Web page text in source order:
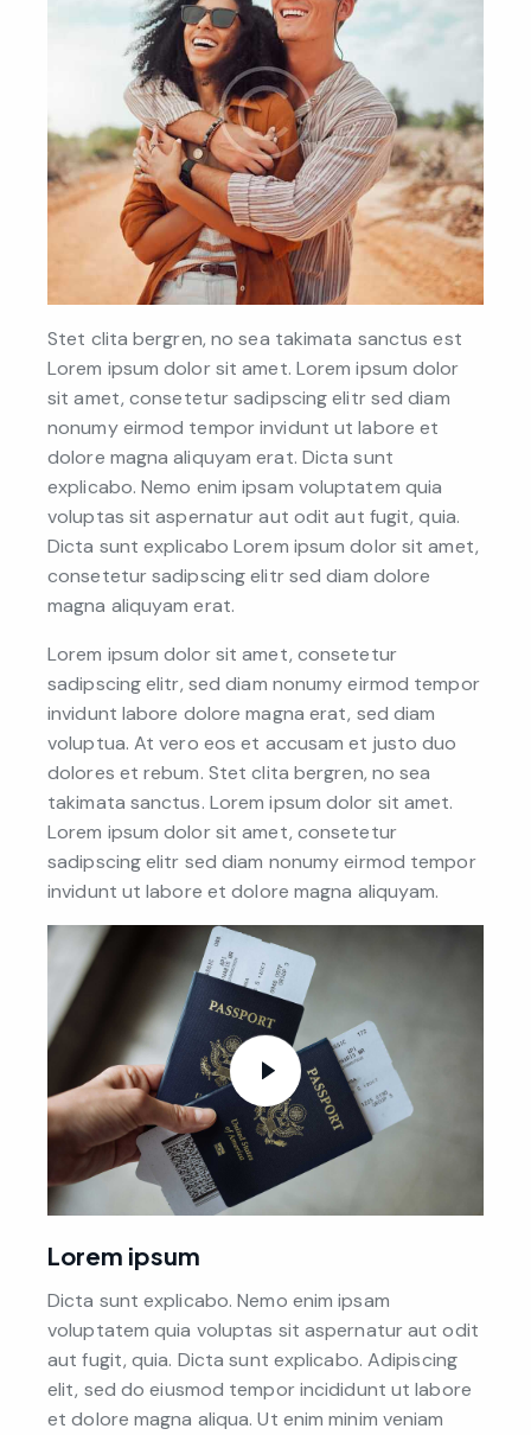
Stet clita bergren, no sea takimata sanctus est
Lorem ipsum dolor sit amet. Lorem ipsum dolor
sit amet, consetetur sadipscing elitr sed diam
nonumy eirmod tempor invidunt ut labore et
dolore magna aliquyam erat. Dicta sunt
explicabo. Nemo enim ipsam voluptatem quia
voluptas sit aspernatur aut odit aut fugit, quia.
Dicta sunt explicabo Lorem ipsum dolor sit amet,
consetetur sadipscing elitr sed diam dolore
magna aliquyam erat.
Lorem ipsum dolor sit amet, consetetur
sadipscing elitr, sed diam nonumy eirmod tempor
invidunt labore dolore magna erat, sed diam
voluptua. At vero eos et accusam et justo duo
dolores et rebum. Stet clita bergren, no sea
takimata sanctus. Lorem ipsum dolor sit amet.
Lorem ipsum dolor sit amet, consetetur
sadipscing elitr sed diam nonumy eirmod tempor
invidunt ut labore et dolore magna aliquyam.
Lorem ipsum
Dicta sunt explicabo. Nemo enim ipsam
voluptatem quia voluptas sit aspernatur aut odit
aut fugit, quia. Dicta sunt explicabo. Adipiscing
elit, sed do eiusmod tempor incididunt ut labore
et dolore magna aliqua. Ut enim minim veniam